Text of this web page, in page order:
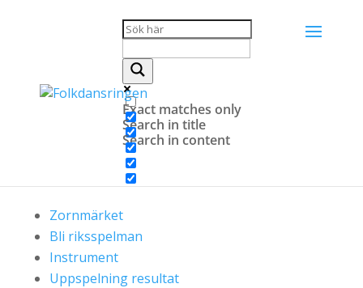
Exact matches only
Search in title
Search in content
Vår verksamhet»
Zornmärket
Bli riksspelman
Instrument
Uppspelning resultat